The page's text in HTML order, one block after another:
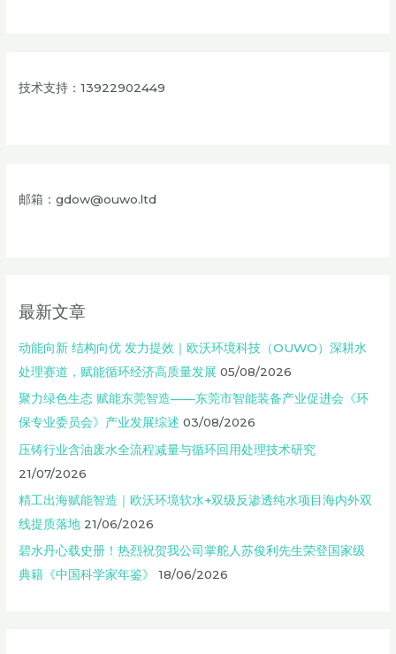
技术支持：13922902449
邮箱：gdow@ouwo.ltd
最新文章
动能向新 结构向优 发力提效｜欧沃环境科技（OUWO）深耕水
处理赛道，赋能循环经济高质量发展 05/08/2026
聚力绿色生态 赋能东莞智造——东莞市智能装备产业促进会《环
保专业委员会》产业发展综述 03/08/2026
压铸行业含油废水全流程减量与循环回用处理技术研究
21/07/2026
精工出海赋能智造｜欧沃环境软水+双级反渗透纯水项目海内外双
线提质落地 21/06/2026
碧水丹心载史册！热烈祝贺我公司掌舵人苏俊利先生荣登国家级
典籍《中国科学家年鉴》
18/06/2026